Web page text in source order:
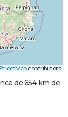
contributors
de 654 km de